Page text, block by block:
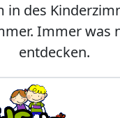
in des
Immer was
entdecken.